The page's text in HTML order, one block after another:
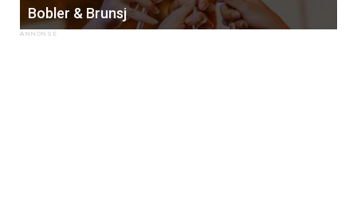
Bobler & Brunsj